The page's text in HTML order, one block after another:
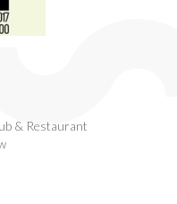
& Restaurant